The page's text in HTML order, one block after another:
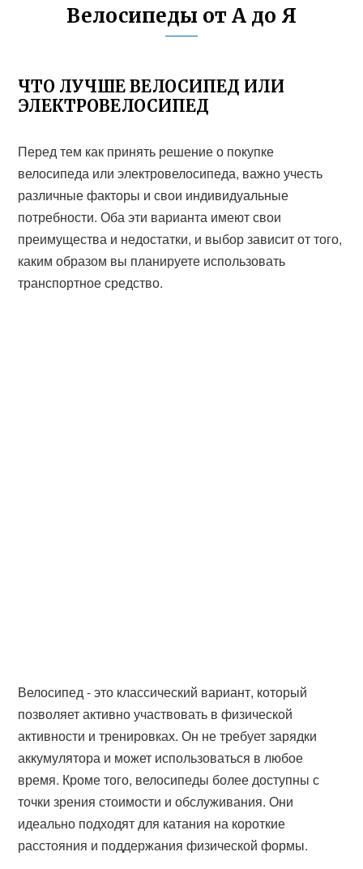
Велосипеды от А до Я
ЧТО ЛУЧШЕ ВЕЛОСИПЕД ИЛИ
ЭЛЕКТРОВЕЛОСИПЕД
Перед тем как принять решение о покупке
велосипеда или электровелосипеда, важно учесть
различные факторы и свои индивидуальные
потребности. Оба эти варианта имеют свои
преимущества и недостатки, и выбор зависит от того,
каким образом вы планируете использовать
транспортное средство.
Велосипед - это классический вариант, который
позволяет активно участвовать в физической
активности и тренировках. Он не требует зарядки
аккумулятора и может использоваться в любое
время. Кроме того, велосипеды более доступны с
точки зрения стоимости и обслуживания. Они
идеально подходят для катания на короткие
расстояния и поддержания физической формы.